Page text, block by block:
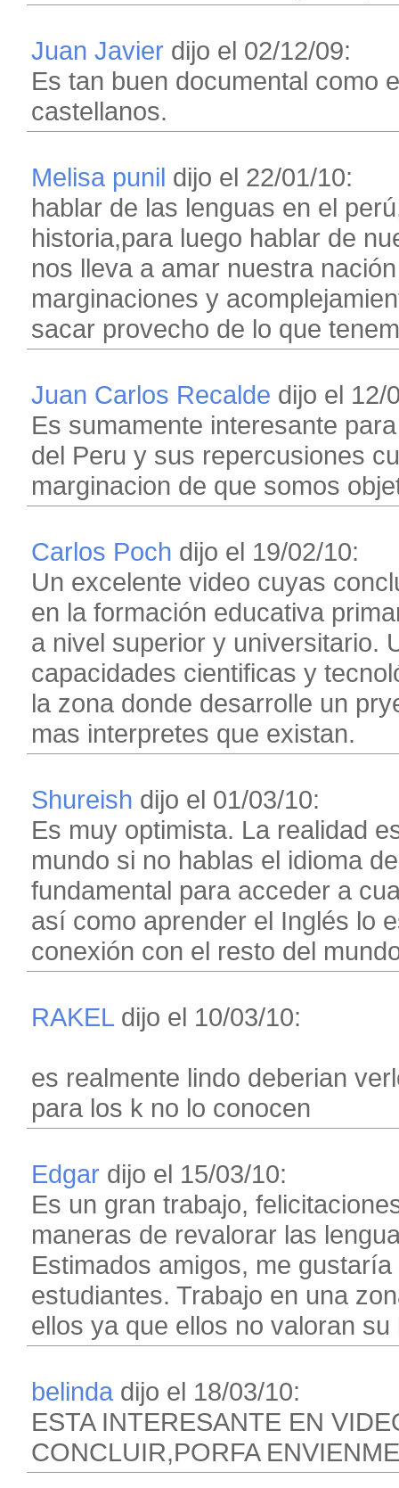
Juan Javier dijo el 02/12/09:
Es tan buen documental como
castellanos.
Melisa punil dijo el 22/01/10:
hablar de las lenguas en el
historia,para luego hablar de
nos lleva a amar nuestra
marginaciones y
sacar provecho de lo que
Juan Carlos Recalde dijo el 12/
Es sumamente interesante
del Peru y sus repercusiones
marginacion de que somos
Carlos Poch dijo el 19/02/10:
Un excelente video cuyas
en la formación educativa
a nivel superior y universitario.
capacidades cientificas y
la zona donde desarrolle un
mas interpretes que existan.
Shureish dijo el 01/03/10:
Es muy optimista. La realidad
mundo si no hablas el idioma
fundamental para acceder a
así como aprender el Inglés lo
conexión con el resto del
RAKELdijo el 10/03/10:
es realmente lindo deberian
para los k no lo conocen
Edgar dijo el 15/03/10:
Es un gran trabajo,
maneras de revalorar las
Estimados amigos, me
estudiantes. Trabajo en una
ellos ya que ellos no valoran
belinda dijo el 18/03/10:
ESTA INTERESANTE EN
CONCLUIR,PORFA